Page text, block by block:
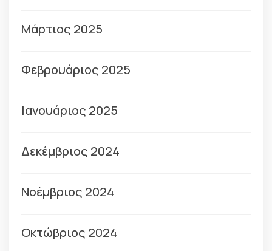
Μάρτιος 2025
Φεβρουάριος 2025
Ιανουάριος 2025
Δεκέμβριος 2024
Νοέμβριος 2024
Οκτώβριος 2024